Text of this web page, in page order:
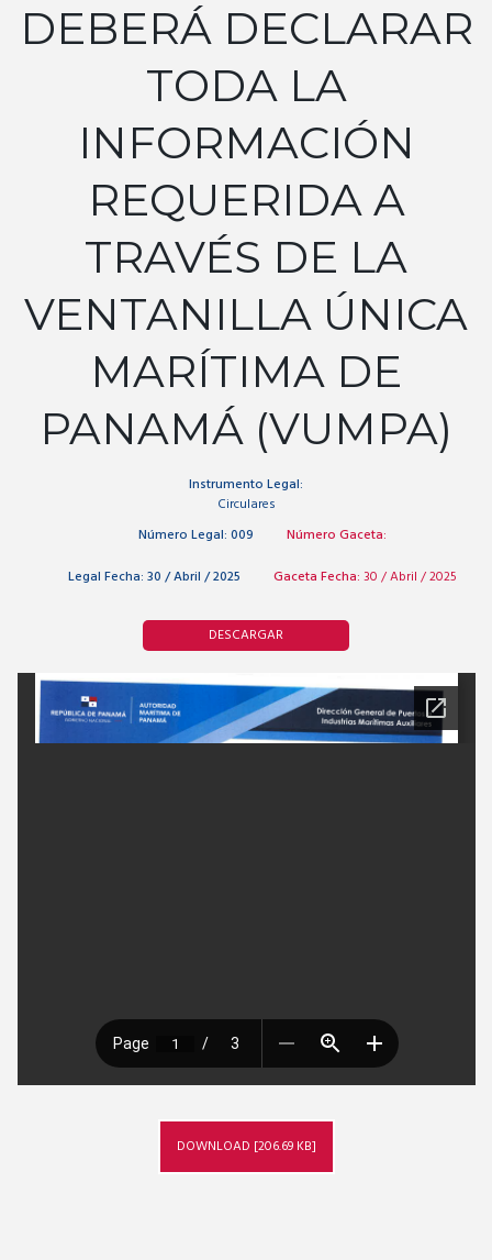
DEBERÁ DECLARAR
TODA LA
INFORMACIÓN
REQUERIDA A
TRAVÉS DE LA
VENTANILLA ÚNICA
MARÍTIMA DE
PANAMÁ (VUMPA)
Instrumento Legal:
Circulares
Número Legal: 009
Número Gaceta:
Legal Fecha: 30 / Abril / 2025 Gaceta Fecha: 30 / Abril / 2025
DESCARGAR
DOWNLOAD [206.69 KB]